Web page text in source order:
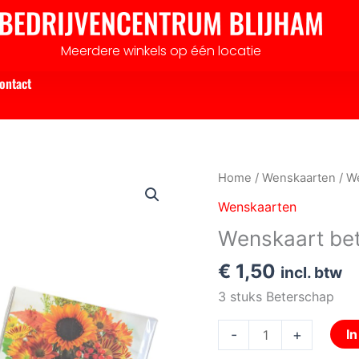
Meerdere winkels op één locatie
Home / Wenskaarten /
Wenskaarten
Wenskaart
€ 1,50 incl. btw
3 stuks Beterschap
-
Wenskaart
+